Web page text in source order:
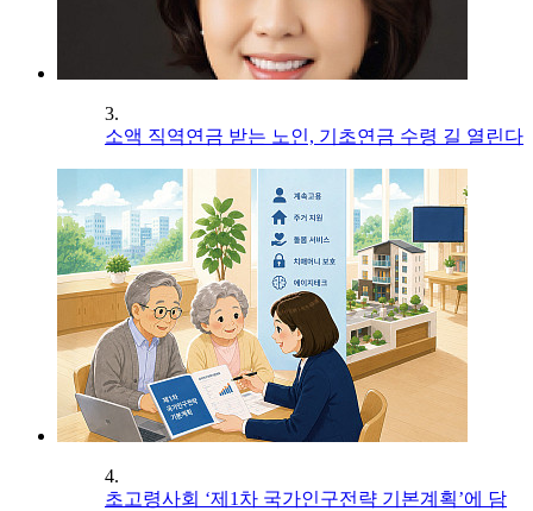
3.
소액 직역연금 받는 노인, 기초연금 수령 길 열린다
4.
초고령사회 ‘제1차 국가인구전략 기본계획’에 담